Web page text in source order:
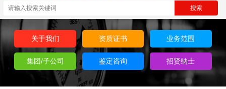
关于我们 资质证书 业务范围
集团/子公司 鉴定咨询 招贤纳士